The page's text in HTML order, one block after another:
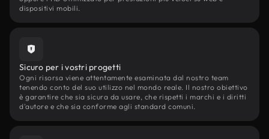
dispositivi mobili.
Sicuro per i vostri progetti
Ogni risorsa viene attentamente esaminata dal nostro team
tenendo conto del suo utilizzo nel mondo reale. Il nostro obiettivo
è garantire che sia sicura da usare, che rispetti i marchi e i diritti
d'autore e che sia conforme agli standard comuni.